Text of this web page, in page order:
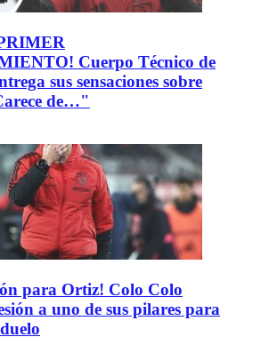
Cuerpo Técnico de
sus sensaciones sobre
de…"
para Ortiz! Colo Colo
a uno de sus pilares para